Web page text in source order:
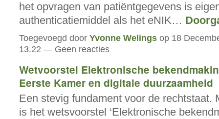
het opvragen van patiëntgegevens is
authenticatiemiddel als het eNIK…
Toegevoegd door Yvonne Welings op 18
13.22 — Geen reacties
Wetvoorstel Elektronische
Eerste Kamer en digitale duurzaamheid
Een stevig fundament voor de rechtstaat.
is het wetsvoorstel ‘Elektronische